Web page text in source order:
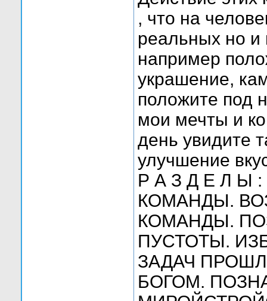
, что на
реальных но и
например
украшение,
положите под
мои мечты и
день увидите
улучшение
Р А З Д Е Л Ы
КОМАНДЫ.
КОМАНДЫ.
ПУСТОТЫ.
ЗАДАЧ
БОГОМ.